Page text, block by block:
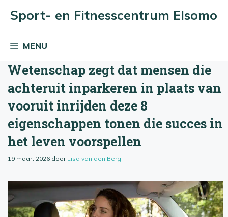
naar
inhoud
Sport- en Fitnesscentrum Elsomo
MENU
Wetenschap zegt dat mensen die
achteruit inparkeren in plaats van
vooruit inrijden deze 8
eigenschappen tonen die succes in
het leven voorspellen
19 maart 2026 door Lisa van den Berg